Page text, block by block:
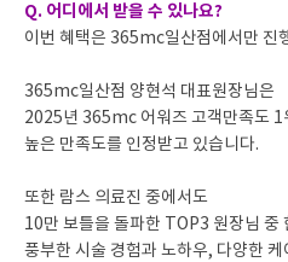
Q. 어디에서 받을 수 있나요?
이번 혜택은 365mc일산점에서만 진
365mc일산점 양현석 대표원장님은
2025년 365mc 어워즈 고객만족도 1
높은 만족도를 인정받고 있습니다.
또한 람스 의료진 중에서도
10만 보틀을 돌파한 TOP3 원장님 중
풍부한 시술 경험과 노하우, 다양한